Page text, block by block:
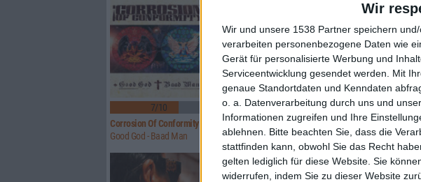
Wir
Wir und unsere 1538 Partner speichern
verarbeiten personenbezogene Daten wie
Gerät für personalisierte Werbung und
Serviceentwicklung gesendet werden.
Mit
genaue Standortdaten und Kenndaten
o. a. Datenverarbeitung durch uns und
Informationen zugreifen und Ihre
ablehnen.
Bitte beachten Sie, dass die
stattfinden kann, obwohl Sie das Recht
gelten lediglich für diese Website. Sie
widerrufen, indem Sie zu dieser Website
Newsletter
7/10
Corrosion Of Conformity
Good God - Baad Man
2
8/10
Rosa Faenskap
Ingenting Forblir